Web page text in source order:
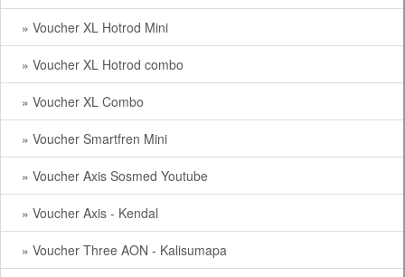
» Voucher XL Hotrod Mini
» Voucher XL Hotrod combo
» Voucher XL Combo
» Voucher Smartfren Mini
» Voucher Axis Sosmed Youtube
» Voucher Axis - Kendal
» Voucher Three AON - Kalisumapa